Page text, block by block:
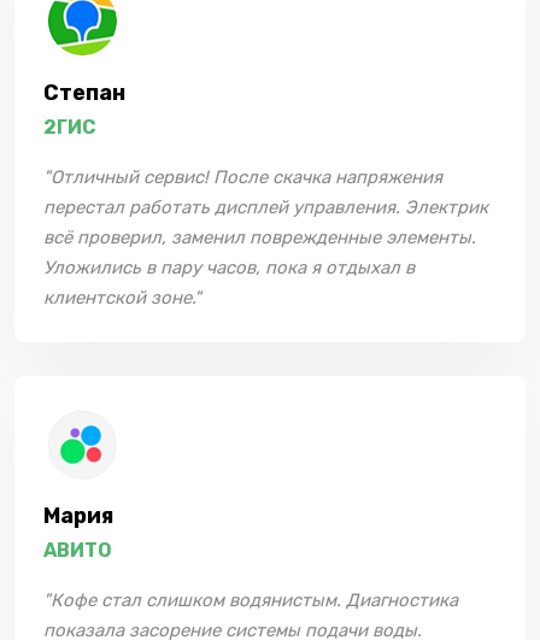
Степан
2ГИС
"Отличный сервис! После скачка напряжения
перестал работать дисплей управления. Электрик
всё проверил, заменил поврежденные элементы.
Уложились в пару часов, пока я отдыхал в
клиентской зоне."
Мария
АВИТО
"Кофе стал слишком водянистым. Диагностика
показала засорение системы подачи воды.